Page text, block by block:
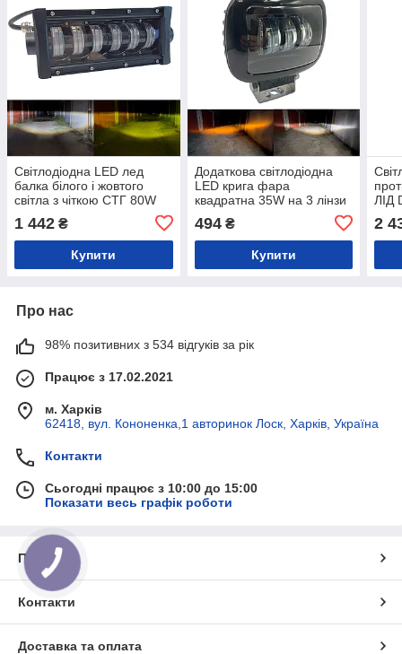
Світлодіодна LED лед
балка білого і жовтого
світла з чіткою СТГ 80W
1 442 ₴
Купити
Додаткова світлодіодна
LED крига фара
квадратна 35W на 3 лінзи
з чіткою СТГ білий + жовте
світло (1шт)
494₴
Купити
ЛІД
2
Про нас
98% позитивних з 534 відгуків за рік
Працює з 17.02.2021
м. Харків
62418, вул. Кононенка,1 авторинок Лоск, Харків, Україна
Контакти
Сьогодні працює з 10:00 до 15:00
Показати весь графік роботи
Про нас
Контакти
Доставка та оплата